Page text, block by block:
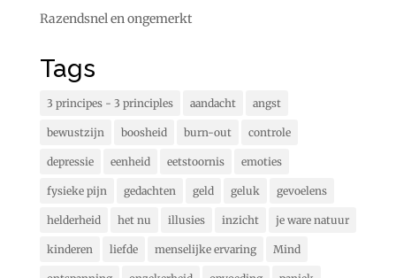
Razendsnel en ongemerkt
Tags
3 principes - 3 principles aandacht angst
bewustzijn boosheid burn-out controle
depressie eenheid eetstoornis emoties
fysieke pijn gedachten geld geluk gevoelens
helderheid het nu illusies inzicht je ware natuur
kinderen liefde menselijke ervaring Mind